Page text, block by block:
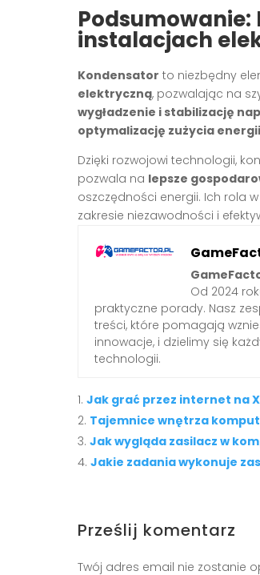
Podsumowanie:
instalacjach
Kondensator to niezbędny
elektryczną, pozwalając na
wygładzenie i stabilizację
optymalizację zużycia energii
Dzięki rozwojowi technologii,
pozwala na lepsze
oszczędności energii. Ich rola
zakresie niezawodności i
Od 2024
praktyczne porady. Nasz
treści, które pomagają
innowacje, i dzielimy się
technologii.
Jak grać przez internet na
Tajemnice wnętrza
Jak wygląda zasilacz w
Jakie zadania wykonuje
Prześlij komentarz
Twój adres email nie zostanie